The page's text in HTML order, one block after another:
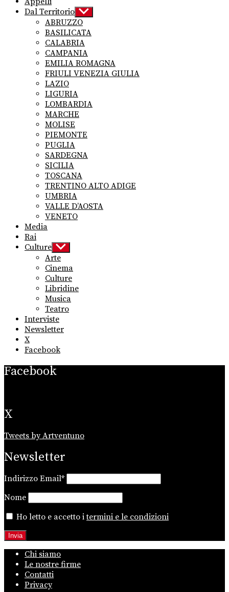
Dal Territorio Show
sub
menu
ABRUZZO
BASILICATA
CALABRIA
CAMPANIA
EMILIA ROMAGNA
FRIULI VENEZIA GIULIA
LAZIO
LIGURIA
LOMBARDIA
MARCHE
MOLISE
PIEMONTE
PUGLIA
SARDEGNA
SICILIA
TOSCANA
TRENTINO ALTO ADIGE
UMBRIA
VALLE D’AOSTA
VENETO
Media
Rai
Culture Show
sub
menu
Arte
Cinema
Culture
Libridine
Musica
Teatro
Interviste
Newsletter
X
Facebook
Facebook
X
Tweets by Artventuno
Newsletter
Indirizzo Email*
Nome
Ho letto e accetto itermini e le condizioni
Chi siamo
Le nostre firme
Contatti
Privacy